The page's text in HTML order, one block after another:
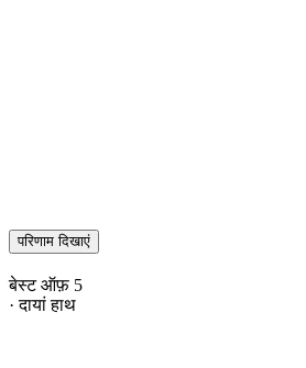
परिणाम दिखाएं
बेस्ट ऑफ़ 5
· दायां हाथ